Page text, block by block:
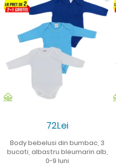
72Lei
Body bebelusi din bumbac, 3
bucati, albastru bleumarin alb,
0-9 luni